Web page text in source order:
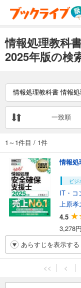
情報処理教科
2025年版の検
一致順
1～1件目 / 1件
情報処
ビジ
IT・コ
上原孝
4.5
3,278
あらすじを表示する
<< <